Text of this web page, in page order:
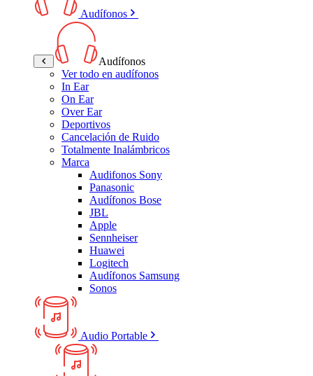
Audífonos
Audífonos
Ver todo en audífonos
In Ear
On Ear
Over Ear
Deportivos
Cancelación de Ruido
Totalmente Inalámbricos
Marca
Audifonos Sony
Panasonic
Audífonos Bose
JBL
Apple
Sennheiser
Huawei
Logitech
Audífonos Samsung
Sonos
Audio Portable